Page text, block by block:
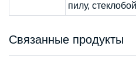
пилу,
Связанные продукты